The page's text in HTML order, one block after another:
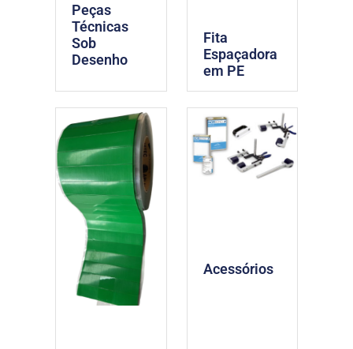
Peças
Técnicas
Sob
Desenho
Fita
Espaçadora
em PE
Acessórios